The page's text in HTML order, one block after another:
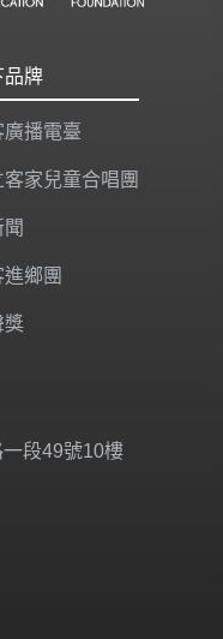
品牌
廣播電臺
客家兒童合唱團
聞
鄉團
獎
段49號10樓